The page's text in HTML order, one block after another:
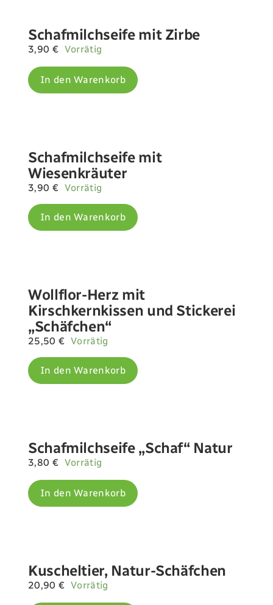
Schafmilchseife mit Zirbe
3,90 € Vorrätig
In den Warenkorb
Schafmilchseife mit
Wiesenkräuter
3,90 € Vorrätig
In den Warenkorb
Wollflor-Herz mit
Kirschkernkissen und Stickerei
„Schäfchen“
25,50 € Vorrätig
In den Warenkorb
Schafmilchseife „Schaf“ Natur
3,80 € Vorrätig
In den Warenkorb
Kuscheltier, Natur-Schäfchen
20,90 € Vorrätig